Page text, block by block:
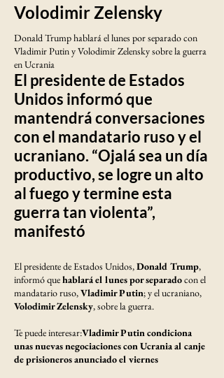
Volodimir Zelensky
Donald Trump hablará el lunes por separado con
Vladimir Putin y Volodimir Zelensky sobre la guerra
en Ucrania
El presidente de Estados
Unidos informó que
mantendrá conversaciones
con el mandatario ruso y el
ucraniano. “Ojalá sea un día
productivo, se logre un alto
al fuego y termine esta
guerra tan violenta”,
manifestó
El presidente de Estados Unidos,Donald Trump,
informó quehablará el lunes por separadocon el
mandatario ruso,Vladimir Putin; y el ucraniano,
Volodimir Zelensky, sobre la guerra.
Te puede interesar:Vladimir Putin condiciona
unas nuevas negociaciones con Ucrania al canje
de prisioneros anunciado el viernes